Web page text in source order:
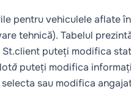
pentru vehiculele aflate
tehnică). Tabelul
St.client puteți modifica
puteți modifica
sau modifica